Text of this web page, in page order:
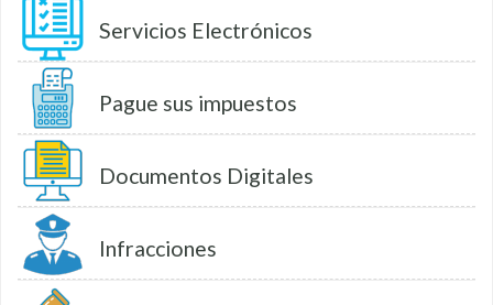
Servicios Electrónicos
Pague sus impuestos
Documentos Digitales
Infracciones